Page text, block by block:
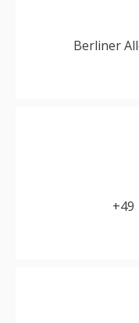
Berliner
+49